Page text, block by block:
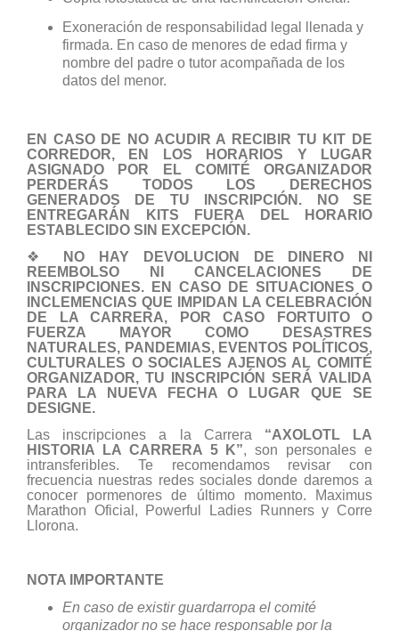
Exoneración de responsabilidad legal llenada y
firmada. En caso de menores de edad firma y
nombre del padre o tutor acompañada de los
datos del menor.
EN CASO DE NO ACUDIR A RECIBIR TU KIT DE
CORREDOR, EN LOS HORARIOS Y LUGAR
ASIGNADO POR EL COMITÉ ORGANIZADOR
PERDERÁS TODOS LOS DERECHOS
GENERADOS DE TU INSCRIPCIÓN. NO SE
ENTREGARÁN KITS FUERA DEL HORARIO
ESTABLECIDO SIN EXCEPCIÓN.
❖
NO HAY DEVOLUCION DE DINERO NI
REEMBOLSO NI CANCELACIONES DE
INSCRIPCIONES. EN CASO DE SITUACIONES O
INCLEMENCIAS QUE IMPIDAN LA CELEBRACIÓN
DE LA CARRERA, POR CASO FORTUITO O
FUERZA MAYOR COMO DESASTRES
NATURALES, PANDEMIAS, EVENTOS POLÍTICOS,
CULTURALES O SOCIALES AJENOS AL COMITÉ
ORGANIZADOR, TU INSCRIPCIÓN SERÁ VALIDA
PARA LA NUEVA FECHA O LUGAR QUE SE
DESIGNE.
Las inscripciones a la Carrera “AXOLOTL LA
HISTORIA LA CARRERA 5 K”, son personales e
intransferibles. Te recomendamos revisar con
frecuencia nuestras redes sociales donde daremos a
conocer pormenores de último momento. Maximus
Marathon Oficial, Powerful Ladies Runners y Corre
Llorona.
NOTA IMPORTANTE
En caso de existir guardarropa el comité
organizador no se hace responsable por la